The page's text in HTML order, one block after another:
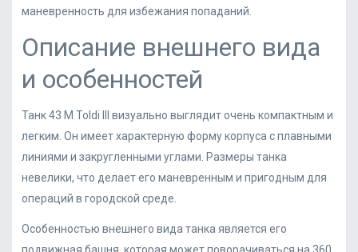
маневренность для избежания попаданий.
Описание внешнего вида
и особенностей
Танк 43 M Toldi III визуально выглядит очень компактным и
легким. Он имеет характерную форму корпуса с плавными
линиями и закругленными углами. Размеры танка
невелики, что делает его маневренным и пригодным для
операций в городской среде.
Особенностью внешнего вида танка является его